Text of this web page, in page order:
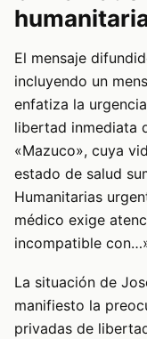
El mensaje
incluyendo un
enfatiza la
libertad inmediata
«Mazuco», cuya
estado de salud
Humanitarias
médico exige
incompatible
La situación de
manifiesto la
privadas de